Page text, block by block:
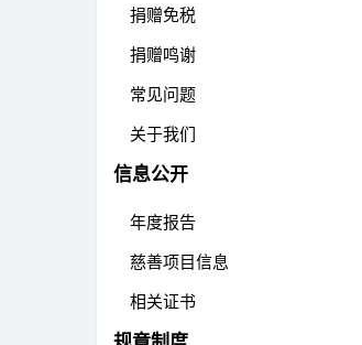
捐赠免税
捐赠鸣谢
常见问题
关于我们
信息公开
年度报告
慈善项目信息
相关证书